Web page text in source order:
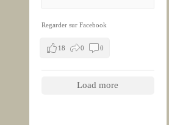
Regarder sur Facebook
18 0 0
Load more